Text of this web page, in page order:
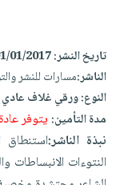
Android
تحميل
iKitab
على
Apple
Apple
الشخصية
العناية
وتصفيف
الشعر
العناية
بالجسم
جديد
الكل
أواني
الطهي
أدوات
متجر
الهدايا
أقسام
تاريخ النشر:01/2017
الناشر:مسارات للنشر
النوع:ورقي غلاف عادي
مدة التأمين:يتوفر
نبذة الناشر:
النتوءات الانبساطات